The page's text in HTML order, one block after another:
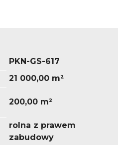
PKN-GS-617
21 000,00 m²
200,00 m²
rolna z prawem
zabudowy